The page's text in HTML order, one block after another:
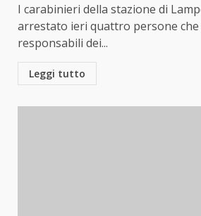
I carabinieri della stazione di
arrestato ieri quattro persone
responsabili dei...
Leggi tutto